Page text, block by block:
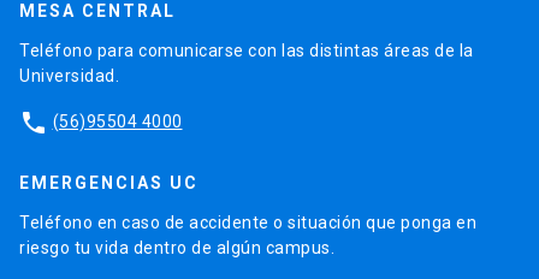
MESA CENTRAL
Teléfono para comunicarse con las distintas áreas de la
Universidad.
phone (56)95504 4000
EMERGENCIAS UC
Teléfono en caso de accidente o situación que ponga en
riesgo tu vida dentro de algún campus.